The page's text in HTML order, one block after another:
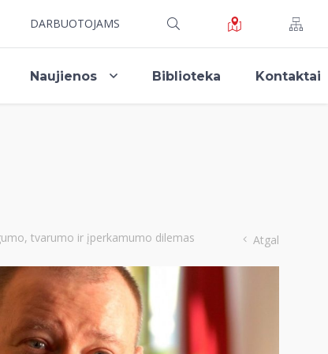
DARBUOTOJAMS
Naujienos Biblioteka Kontaktai
tvarumo ir įperkamumo dilemas Atgal